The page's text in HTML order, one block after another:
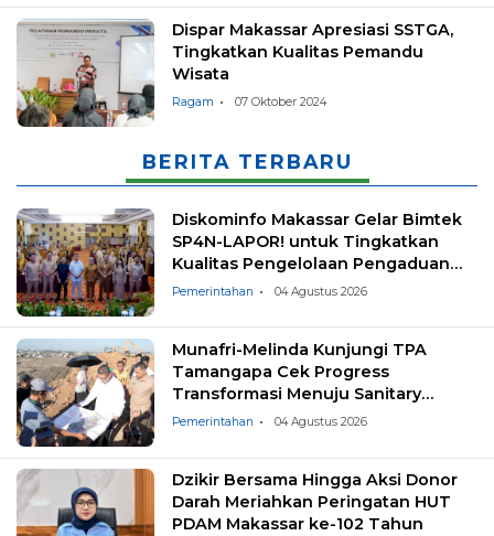
Dispar Makassar Apresiasi SSTGA,
Tingkatkan Kualitas Pemandu
Wisata
Ragam 07 Oktober 2024
BERITA TERBARU
Diskominfo Makassar Gelar Bimtek
SP4N-LAPOR! untuk Tingkatkan
Kualitas Pengelolaan Pengaduan
Masyarakat
Pemerintahan 04 Agustus 2026
Munafri-Melinda Kunjungi TPA
Tamangapa Cek Progress
Transformasi Menuju Sanitary
Landfill
Pemerintahan 04 Agustus 2026
Dzikir Bersama Hingga Aksi Donor
Darah Meriahkan Peringatan HUT
PDAM Makassar ke-102 Tahun